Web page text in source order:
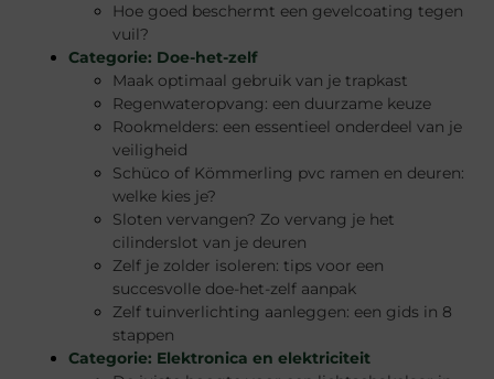
Hoe goed beschermt een gevelcoating tegen
vuil?
Categorie: Doe-het-zelf
Maak optimaal gebruik van je trapkast
Regenwateropvang: een duurzame keuze
Rookmelders: een essentieel onderdeel van je
veiligheid
Schüco of Kömmerling pvc ramen en deuren:
welke kies je?
Sloten vervangen? Zo vervang je het
cilinderslot van je deuren
Zelf je zolder isoleren: tips voor een
succesvolle doe-het-zelf aanpak
Zelf tuinverlichting aanleggen: een gids in 8
stappen
Categorie: Elektronica en elektriciteit